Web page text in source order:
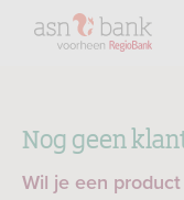
Nog geen
Wil je een